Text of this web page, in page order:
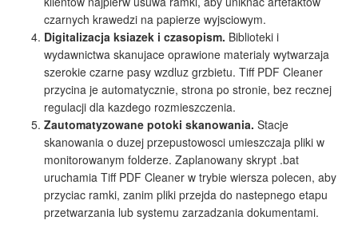
czarnych krawedzi na papierze wyjsciowym.
Digitalizacja ksiazek i czasopism. Biblioteki i
wydawnictwa skanujace oprawione materialy wytwarzaja
szerokie czarne pasy wzdluz grzbietu. Tiff PDF Cleaner
przycina je automatycznie, strona po stronie, bez recznej
regulacji dla kazdego rozmieszczenia.
Zautomatyzowane potoki skanowania. Stacje
skanowania o duzej przepustowosci umieszczaja pliki w
monitorowanym folderze. Zaplanowany skrypt .bat
uruchamia Tiff PDF Cleaner w trybie wiersza polecen, aby
przyciac ramki, zanim pliki przejda do nastepnego etapu
przetwarzania lub systemu zarzadzania dokumentami.